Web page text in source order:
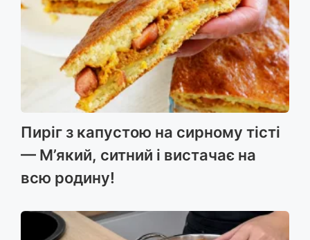
Пиріг з капустою на сирному тісті
— М’який, ситний і вистачає на
всю родину!